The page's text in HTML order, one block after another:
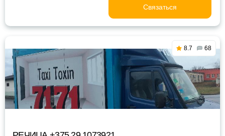
Связаться
8.7 68